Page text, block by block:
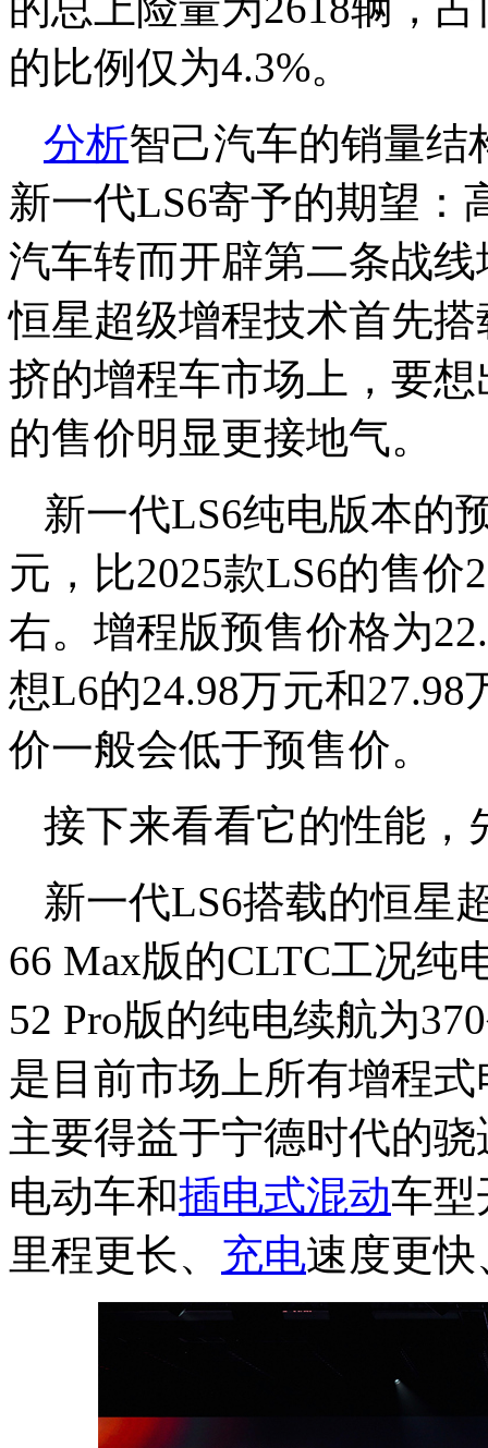
的比例仅为4.3%。
分析智己汽车的销量结
新一代LS6寄予的期望：
汽车转而开辟第二条战
恒星超级增程技术首先
挤的增程车市场上，要
的售价明显更接地气。
新一代LS6纯电版本的
元，比2025款LS6的售价
右。 增程版预售价格为
想L6的24.98万元和27.98
价一般会低于预售价。
接下来看看它的性能，
新一代LS6搭载的恒星
66 Max版的CLTC工况纯
52 Pro版的纯电续航为
是目前市场上所有增程
主要得益于宁德时代的
电动车和插电式混动车型
里程更长、 充电速度更